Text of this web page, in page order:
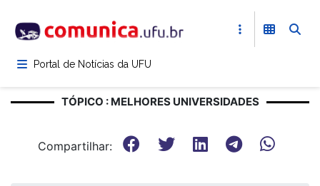
para
conteúdoPortal de Notícias da UFU
TÓPICO : MELHORES UNIVERSIDADES
Compartilhar: